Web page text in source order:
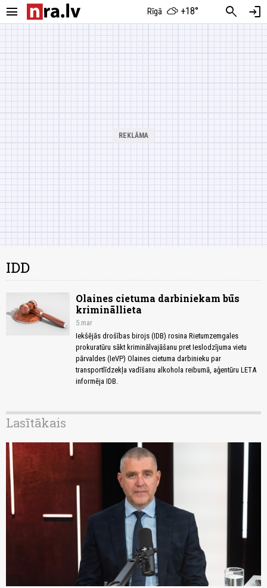
menu Rīgā +18° search login
IDD
Olaines cietuma darbiniekam būs
krimināllieta
5.mar
Iekšējās drošības birojs (IDB) rosina Rietumzemgales
prokuratūru sākt kriminālvajāšanu pret Ieslodzījuma vietu
pārvaldes (IeVP) Olaines cietuma darbinieku par
transportlīdzekļa vadīšanu alkohola reibumā, aģentūru LETA
informēja IDB.
Lasītākais